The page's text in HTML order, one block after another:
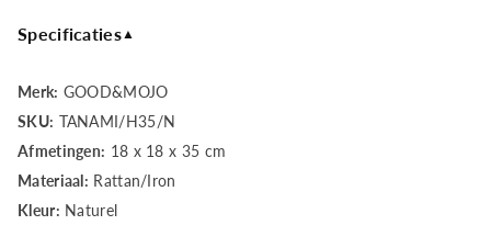
rotan
koker
dia.18xh.35cm.
rotan
koker
dia.18xh.35cm.
Specificaties▲
Merk: GOOD&MOJO
SKU: TANAMI/H35/N
Afmetingen: 18 x 18 x 35 cm
Materiaal: Rattan/Iron
Kleur: Naturel